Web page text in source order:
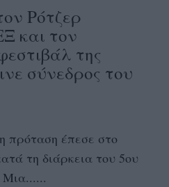
Ρότζερ
και τον
της
σύνεδρος του
πρόταση έπεσε στο
τη διάρκεια του 5ου